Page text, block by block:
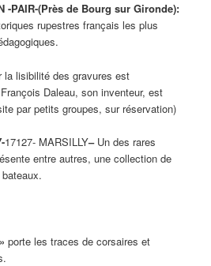
-PAIR-(Près de Bourg sur Gironde):
rupestres français les plus
la lisibilité des gravures est
Daleau, son inventeur, est
petits groupes, sur réservation)
17127- MARSILLY– Un des rares
entre autres, une collection de
porte les traces de corsaires et